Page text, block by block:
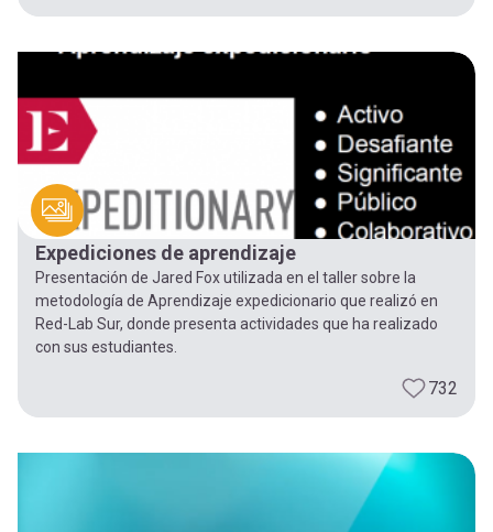
cuenta
Expediciones de aprendizaje
Presentación de Jared Fox utilizada en el taller sobre la
metodología de Aprendizaje expedicionario que realizó en
Red-Lab Sur, donde presenta actividades que ha realizado
con sus estudiantes.
732